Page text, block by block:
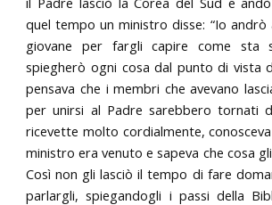
quel tempo un ministro disse: “Io
giovane per fargli capire come sta
spiegherò ogni cosa dal punto di vista
pensava che i membri che avevano
per unirsi al Padre sarebbero tornati
ricevette molto cordialmente,
ministro era venuto e sapeva che cosa
Così non gli lasciò il tempo di fare
parlargli, spiegandogli i passi della